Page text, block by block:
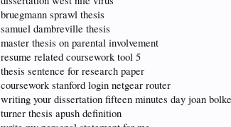
bruegmann sprawl thesis
samuel dambreville thesis
master thesis on parental involvement
resume related coursework tool 5
thesis sentence for research paper
coursework stanford login netgear router
writing your dissertation fifteen minutes day joan
turner thesis apush definition